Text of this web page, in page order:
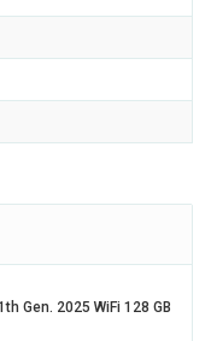
Gen. 2025 WiFi 128 GB